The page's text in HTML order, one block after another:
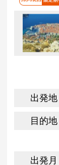
出発地
目的地
出発月